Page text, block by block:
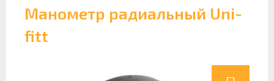
Манометр радиальный Uni-
fitt